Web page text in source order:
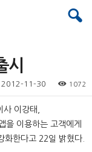
시
2012-11-30 1072
이강태,
을 이용하는 고객에게
화한다고 22일 밝혔다.